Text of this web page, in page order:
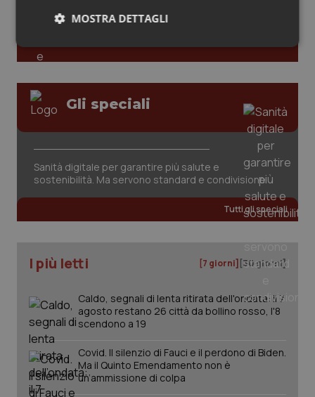
Toscana
Umbria
Valle D’Aosta
Veneto
Obesità
Oftalmologia
Oncodermatologia
Oncoematologia
Oncologia & Nutrizione
Quotidiano Oncologia
Quotidiano Pediatria
Rene & patologie urogenitali
Gli speciali
Sanità digitale per garantire più salute e
sostenibilità. Ma servono standard e condivisione
Tutti gli speciali
I più letti [7 giorni] [30 giorni]
Caldo, segnali di lenta ritirata dell'ondata: il 7
agosto restano 26 città da bollino rosso, l'8
scendono a 19
Covid. Il silenzio di Fauci e il perdono di Biden.
Ma il Quinto Emendamento non è
un’ammissione di colpa
MOSTRA DETTAGLI
Necessari Statistici Marketing
Necessari Statistici Marketing
I cookie necessari contribuiscono a rendere fruibile il
sito web abilitandone funzionalità di base quali la
navigazione sulle pagine e l'accesso alle aree
protette del sito. Il sito web non è in grado di
VISITOR_PRIVACY_METADATA
YouTube
.youtube.com